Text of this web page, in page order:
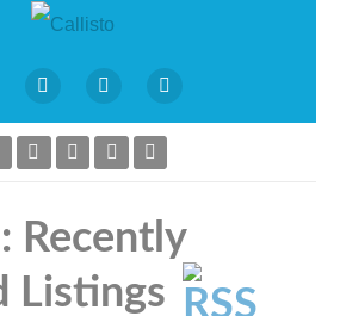
Recently
Listings